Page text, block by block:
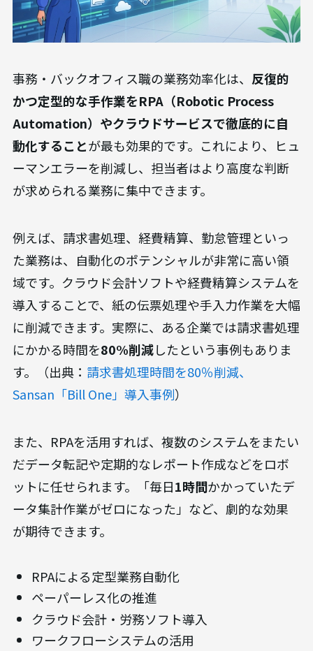
事務・バックオフィス職の業務効率化は、 反復的
かつ定型的な手作業をRPA（Robotic Process
Automation）やクラウドサービスで徹底的に自
動化することが最も効果的です。これにより、ヒュ
ーマンエラーを削減し、担当者はより高度な判断
が求められる業務に集中できます。
例えば、請求書処理、経費精算、勤怠管理といっ
た業務は、自動化のポテンシャルが非常に高い領
域です。クラウド会計ソフトや経費精算システムを
導入することで、紙の伝票処理や手入力作業を大幅
に削減できます。実際に、ある企業では請求書処理
にかかる時間を80%削減したという事例もありま
す。（出典： 請求書処理時間を80％削減、
Sansan「Bill One」導入事例）
また、RPAを活用すれば、複数のシステムをまたい
だデータ転記や定期的なレポート作成などをロボ
ットに任せられます。「毎日1時間かかっていたデ
ータ集計作業がゼロになった」など、劇的な効果
が期待できます。
RPAによる定型業務自動化
ペーパーレス化の推進
クラウド会計・労務ソフト導入
ワークフローシステムの活用